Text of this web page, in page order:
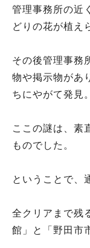
管理事務所の近
どりの花が植え
その後管理事務
物や掲示物があ
ちにやがて発見。
ここの謎は、素
ものでした。
ということで、
全クリアまで残
館」と「野田市